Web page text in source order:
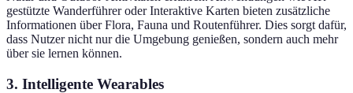
gestützte Wanderführer oder Interaktive Karten bieten zusätzliche
Informationen über Flora, Fauna und Routenführer. Dies sorgt dafür,
dass Nutzer nicht nur die Umgebung genießen, sondern auch mehr
über sie lernen können.
3. Intelligente Wearables